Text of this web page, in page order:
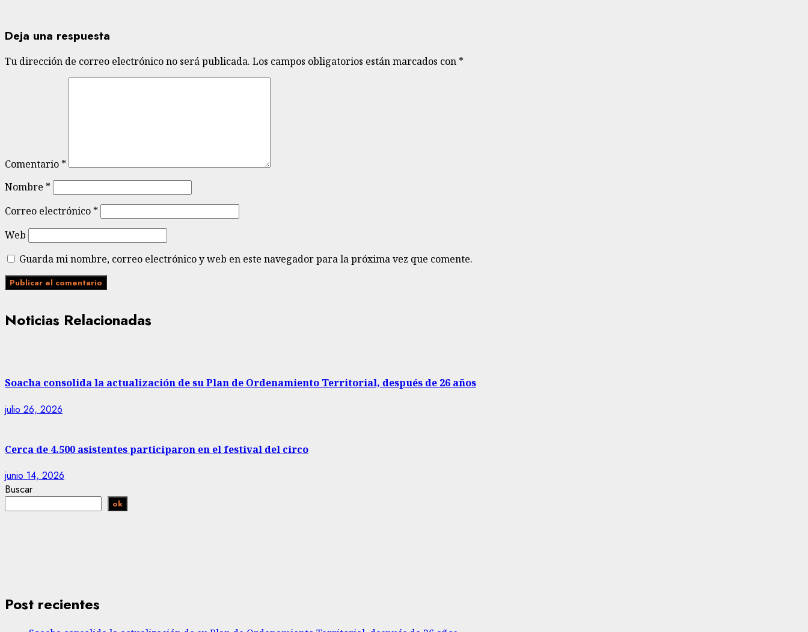
Deja una respuesta
Tu dirección de correo electrónico no será publicada. Los campos obligatorios están marcados con *
Comentario *
Nombre *
Correo electrónico *
Web
Guarda mi nombre, correo electrónico y web en este navegador para la próxima vez que comente.
Noticias Relacionadas
Soacha consolida la actualización de su Plan de Ordenamiento Territorial, después de 26 años
julio 26, 2026
Cerca de 4.500 asistentes participaron en el festival del circo
junio 14, 2026
Buscar
ok
Post recientes